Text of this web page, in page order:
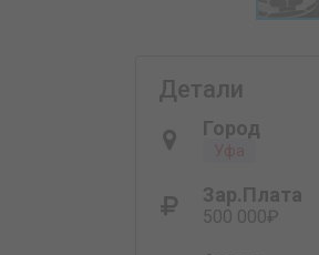
Детали
Город
Уфа
Зар.плата
500 000₽